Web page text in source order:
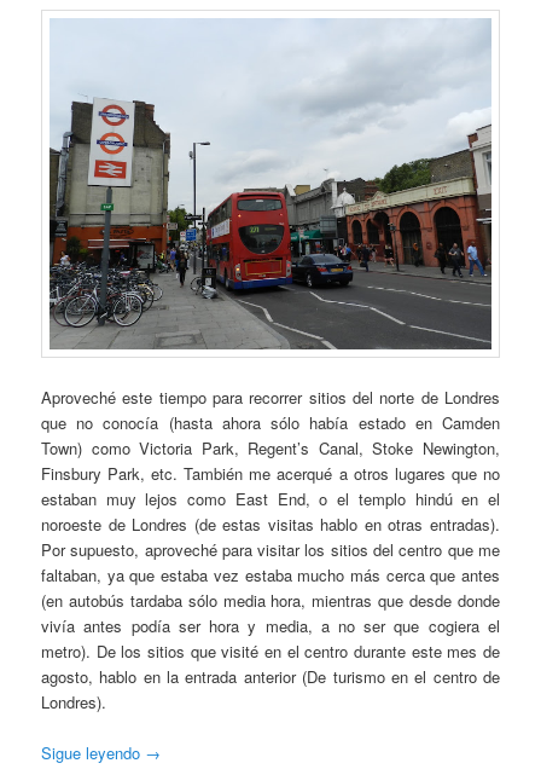
Aproveché este tiempo para recorrer sitios del norte de Londres
que no conocía (hasta ahora sólo había estado en Camden
Town) como Victoria Park, Regent’s Canal, Stoke Newington,
Finsbury Park, etc. También me acerqué a otros lugares que no
estaban muy lejos como East End, o el templo hindú en el
noroeste de Londres (de estas visitas hablo en otras entradas).
Por supuesto, aproveché para visitar los sitios del centro que me
faltaban, ya que estaba vez estaba mucho más cerca que antes
(en autobús tardaba sólo media hora, mientras que desde donde
vivía antes podía ser hora y media, a no ser que cogiera el
metro). De los sitios que visité en el centro durante este mes de
agosto, hablo en la entrada anterior (De turismo en el centro de
Londres).
Sigue leyendo →